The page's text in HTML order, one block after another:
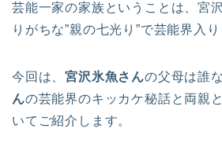
芸能一家の家族ということは、宮
りがちな”親の七光り”で芸能界入
今回は、宮沢氷魚さんの父母は誰
んの芸能界のキッカケ秘話と両親
いてご紹介します。